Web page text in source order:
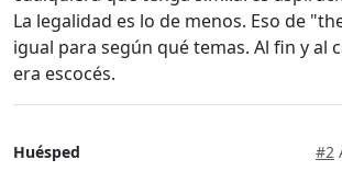
La legalidad es lo de menos. Eso de
igual para según qué temas. Al fin y al
era escocés.
Huésped #2